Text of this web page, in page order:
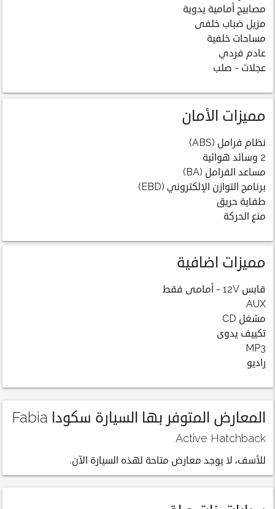
مصابيح أمامية يدوية
مزيل ضباب خلفى
مساحات خلفية
عادم فردي
عجلات - صلب
مميزات الأمان
نظام فرامل (ABS)
2 وسائد هوائية
مساعد الفرامل (BA)
برنامج التوازن الإلكتروني (EBD)
طفاية حريق
منع الحركة
مميزات اضافية
قابس 12V - أمامى فقط
AUX
مشغل CD
تكييف يدوى
MP3
راديو
المعارض المتوفر بها السيارة سكودا Fabia
Active Hatchback
للأسف، لا يوجد معارض متاحة لهذه السيارة الآن.